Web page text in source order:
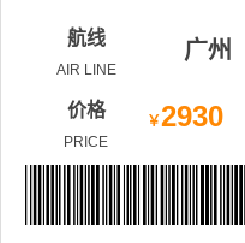
航线
AIR LINE
广州
价格
PRICE
￥2930